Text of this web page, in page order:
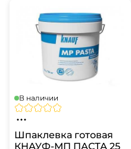
В наличии
Шпаклевка готовая
КНАУФ-МП ПАСТА 25